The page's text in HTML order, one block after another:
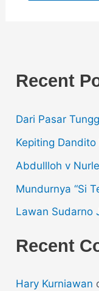
Recent
Dari Pasar
Kepiting Dandito
Abdullloh v
Mundurnya “Si
Lawan Sudarno
Recent
Hary Kurniawan